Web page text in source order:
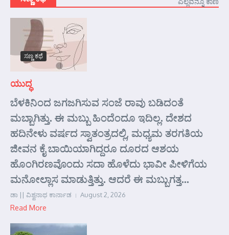
ಸಣ್ಣ ಕಥೆ
ಯುದ್ಧ
ಬೆಳಕಿನಿಂದ ಜಗಜಗಿಸುವ ಸಂಜೆ ರಾವು ಬಡಿದಂತೆ
ಮಬ್ಬಾಗಿತ್ತು. ಈ ಮಬ್ಬು ಹಿಂದೆಂದೂ ಇದಿಲ್ಲ. ದೇಶದ
ಹದಿನೇಳು ವರ್ಷದ ಸ್ವಾತಂತ್ರದಲ್ಲಿ, ಮಧ್ಯಮ ತರಗತಿಯ
ಜೀವನ ಕೈ ಬಾಯಿಯಾಗಿದ್ದರೂ ದೂರದ ಆಶಯ
ಹೊಂಗಿರಣವೊಂದು ಸದಾ ಹೊಳೆದು ಭಾವೀ ಪೀಳಿಗೆಯ
ಮನೋಲ್ಲಾಸ ಮಾಡುತ್ತಿತ್ತು. ಆದರೆ ಈ ಮಬ್ಬುಗತ್ತ...
ಡಾ || ವಿಶ್ವನಾಥ ಕಾರ್ನಾಡ August 2, 2026
Read More